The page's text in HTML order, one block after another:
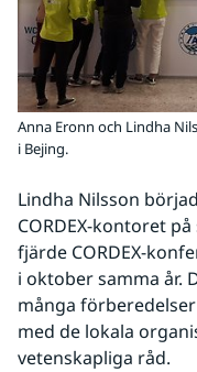
Anna Eronn och Lindha
i Bejing.
Lindha Nilsson
CORDEX-kontoret
fjärde CORDEX-
i oktober samma år.
många
med de lokala
vetenskapliga råd.